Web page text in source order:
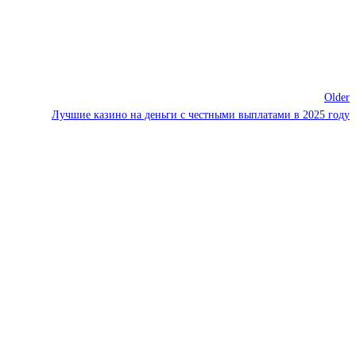
Older
Лучшие казино на деньги с честными выплатами в 2025 году